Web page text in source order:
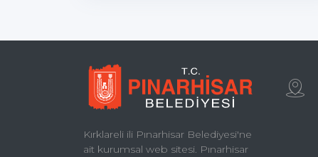
Kırklareli ili Pınarhisar Belediyesi'ne
ait kurumsal web sitesi. Pınarhisar